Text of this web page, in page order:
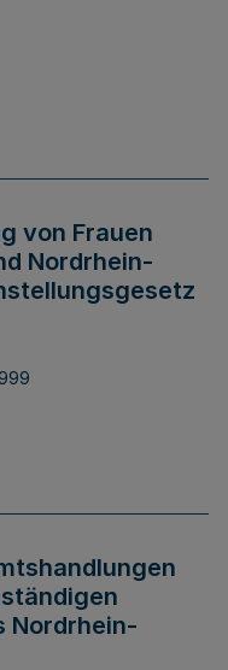
von Frauen
Nordrhein-
Nordrhein-